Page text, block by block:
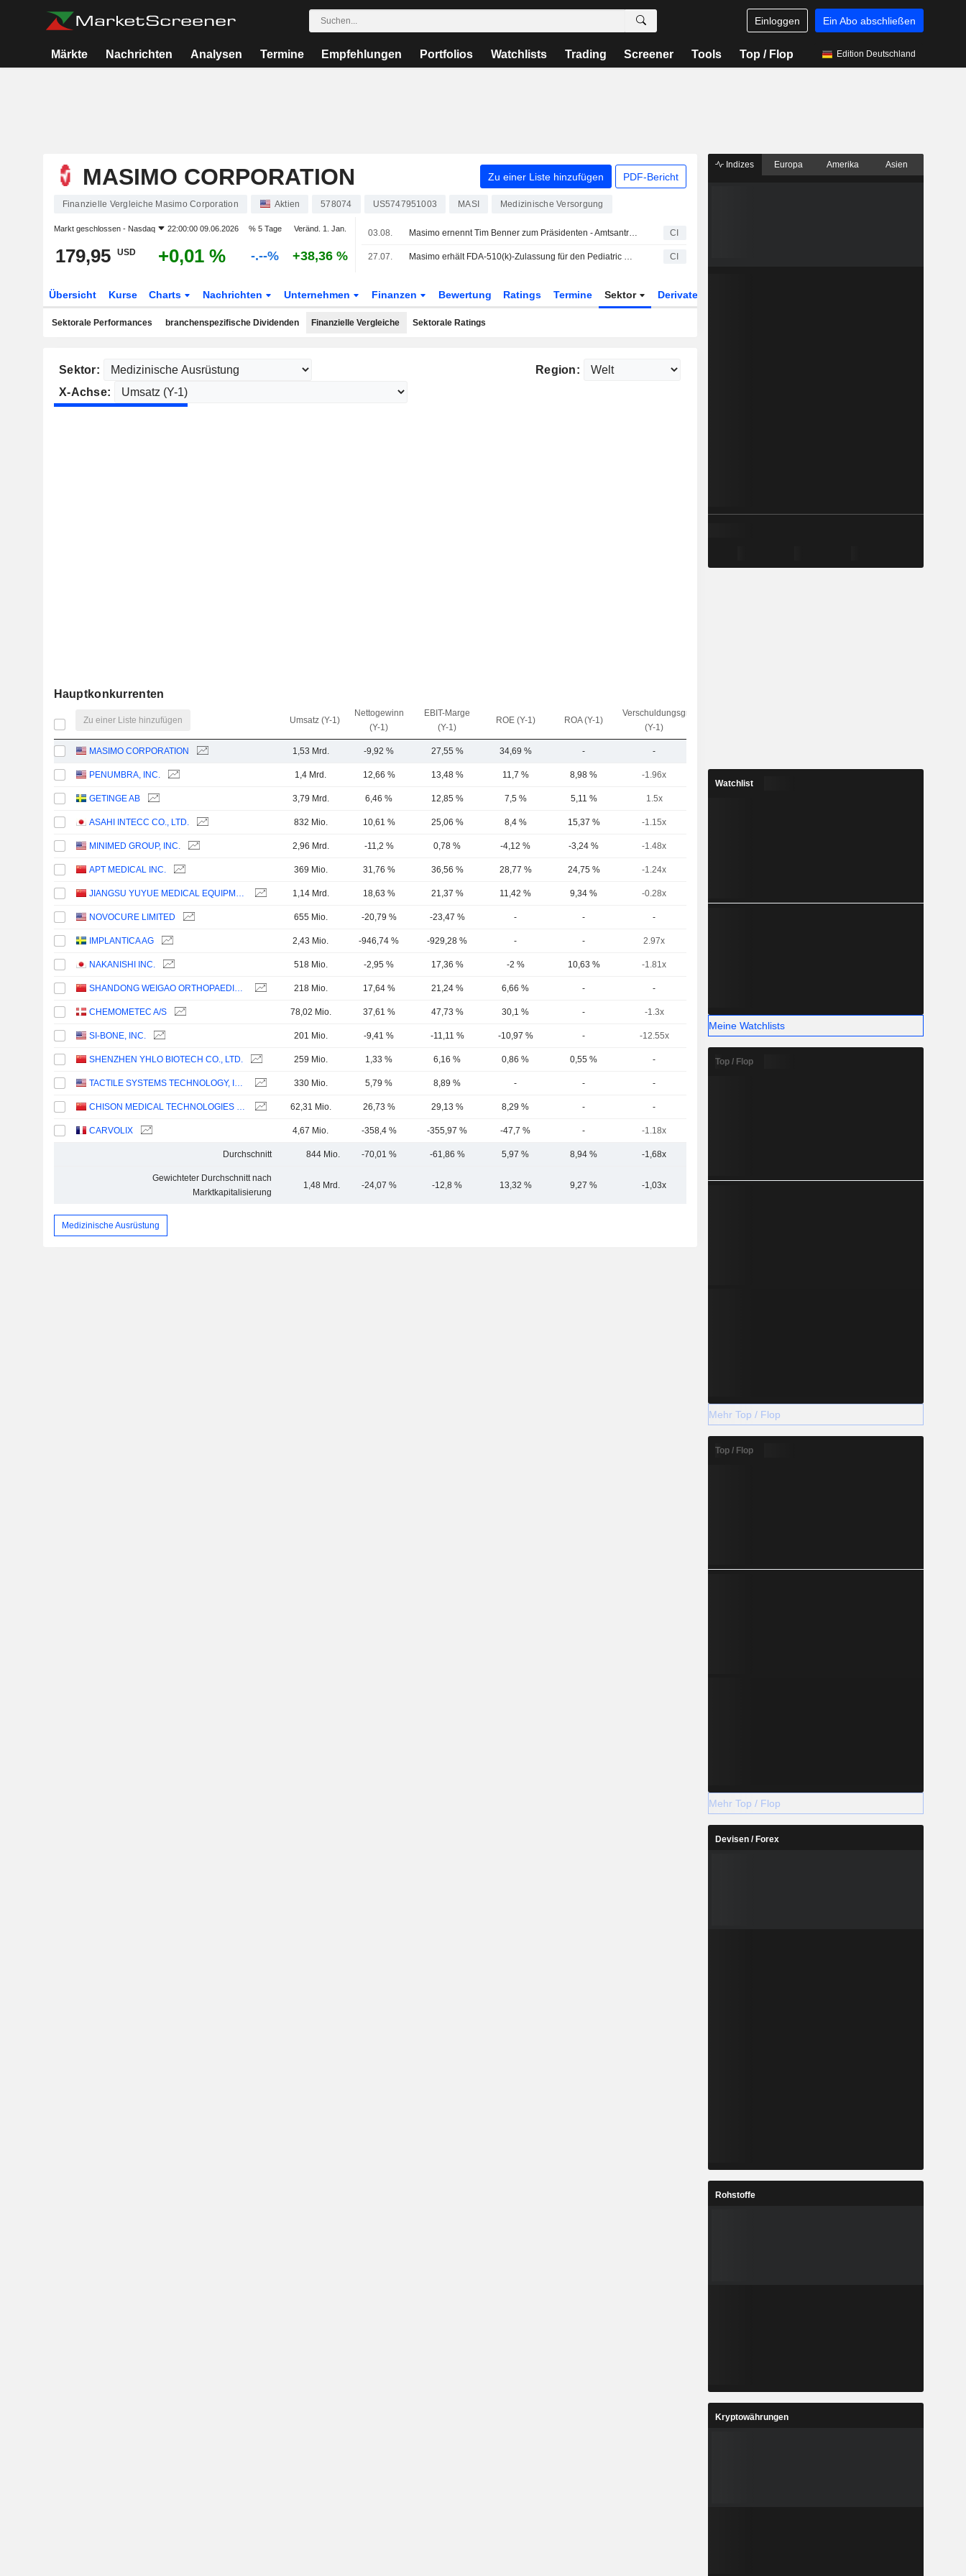
Einloggen Ein Abo abschließen
Märkte Nachrichten Analysen Termine Empfehlungen Portfolios Watchlists Trading Screener Tools Top / Flop Edition Deutschland
MASIMO CORPORATION Zu einer Liste hinzufügen PDF-Bericht
Finanzielle Vergleiche Masimo Corporation Aktien 578074 US5747951003 MASI Medizinische Versorgung
Markt geschlossen - Nasdaq 22:00:00 09.06.2026 % 5 Tage Veränd. 1. Jan.
179,95 USD +0,01 % -.--% +38,36 %
03.08. Masimo ernennt Tim Benner zum Präsidenten - Amtsantritt am 3. August 2026 CI
27.07. Masimo erhält FDA-510(k)-Zulassung für den Pediatric Patient State Index, der speziell auf die besondere Physiologie des kindlichen Gehirns ausgelegt ist CI
Übersicht Kurse Charts Nachrichten Unternehmen Finanzen Bewertung Ratings Termine Sektor Derivate
Sektorale Performances branchenspezifische Dividenden Finanzielle Vergleiche Sektorale Ratings
Sektor:
Region:
X-Achse:
Hauptkonkurrenten
Zu einer Liste hinzufügen Umsatz (Y-1)
Nettogewinn
(Y-1)
EBIT-Marge
(Y-1)
ROE (Y-1) ROA (Y-1)
Verschuldungsgrad
(Y-1)
MASIMO CORPORATION 1,53 Mrd. -9,92 % 27,55 % 34,69 % - -
PENUMBRA, INC. 1,4 Mrd. 12,66 % 13,48 % 11,7 % 8,98 % -1.96x
GETINGE AB 3,79 Mrd. 6,46 % 12,85 % 7,5 % 5,11 % 1.5x
ASAHI INTECC CO., LTD. 832 Mio. 10,61 % 25,06 % 8,4 % 15,37 % -1.15x
MINIMED GROUP, INC. 2,96 Mrd. -11,2 % 0,78 % -4,12 % -3,24 % -1.48x
APT MEDICAL INC. 369 Mio. 31,76 % 36,56 % 28,77 % 24,75 % -1.24x
JIANGSU YUYUE MEDICAL EQUIPMENT & SUPPLY CO., LTD. 1,14 Mrd. 18,63 % 21,37 % 11,42 % 9,34 % -0.28x
NOVOCURE LIMITED 655 Mio. -20,79 % -23,47 % - - -
IMPLANTICA AG 2,43 Mio. -946,74 % -929,28 % - - 2.97x
NAKANISHI INC. 518 Mio. -2,95 % 17,36 % -2 % 10,63 % -1.81x
SHANDONG WEIGAO ORTHOPAEDIC DEVICE CO., LTD 218 Mio. 17,64 % 21,24 % 6,66 % - -
CHEMOMETEC A/S 78,02 Mio. 37,61 % 47,73 % 30,1 % - -1.3x
SI-BONE, INC. 201 Mio. -9,41 % -11,11 % -10,97 % - -12.55x
SHENZHEN YHLO BIOTECH CO., LTD. 259 Mio. 1,33 % 6,16 % 0,86 % 0,55 % -
TACTILE SYSTEMS TECHNOLOGY, INC. 330 Mio. 5,79 % 8,89 % - - -
CHISON MEDICAL TECHNOLOGIES CO., LTD. 62,31 Mio. 26,73 % 29,13 % 8,29 % - -
CARVOLIX 4,67 Mio. -358,4 % -355,97 % -47,7 % - -1.18x
Durchschnitt 844 Mio. -70,01 % -61,86 % 5,97 % 8,94 % -1,68x
Gewichteter Durchschnitt nach
Marktkapitalisierung
1,48 Mrd. -24,07 % -12,8 % 13,32 % 9,27 % -1,03x
Medizinische Ausrüstung
Indizes Europa Amerika Asien
Watchlist
Meine Watchlists
Top / Flop
Mehr Top / Flop
Top / Flop
Mehr Top / Flop
Devisen / Forex
Rohstoffe
Kryptowährungen